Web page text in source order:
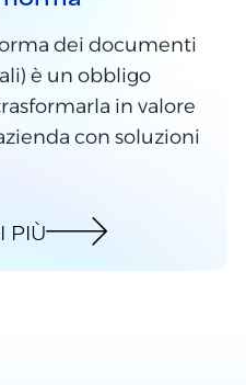
dei documenti
è un obbligo
in valore
con soluzioni
PIÙ